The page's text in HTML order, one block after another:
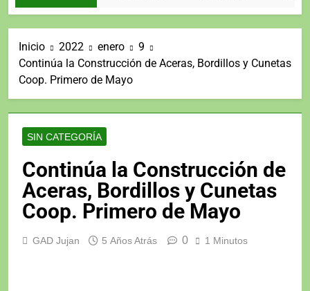
Inicio 2022 enero
9
Continúa la Construcción de Aceras, Bordillos y Cunetas
Coop. Primero de Mayo
SIN CATEGORÍA
Continúa la Construcción de
Aceras, Bordillos y Cunetas
Coop. Primero de Mayo
GAD Jujan 5 Años Atrás 0 1 Minutos